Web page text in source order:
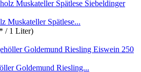
Muskateller Spätlese...
/ 1 Liter)
Goldemund Riesling...